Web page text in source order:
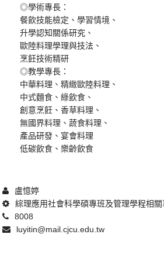
◎學術專長：
餐飲技能檢定、學習情境、
升學認知關係研究、
歐陸料理學理與技法、
烹飪技術精研
◎教學專長：
中華料理、精緻歐陸料理、
中式麵食、綠飲食、
創意烹飪、香草料理、
無國界料理、蔬食料理、
產品研發、宴會料理
低碳飲食、樂齡飲食
盧憶婷
綜理應用社會科學碩專班及管理學程相
8008
luyitin@mail.cjcu.edu.tw